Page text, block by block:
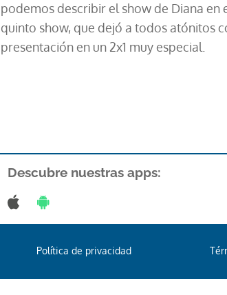
podemos describir el show de Diana en
quinto show, que dejó a todos atónitos
presentación en un 2x1 muy especial.
Descubre nuestras apps:
Política de privacidad